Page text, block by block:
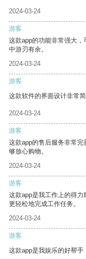
2024-03-24
游客
这款app的功能非常强大
中游刃有余。
2024-03-24
游客
这款软件的界面设计非常简
2024-03-24
游客
这款app的售后服务非常
够放心购物。
2024-03-24
游客
这款app是我工作上的得
更轻松地完成工作任务。
2024-03-24
游客
这款app是我娱乐的好帮手